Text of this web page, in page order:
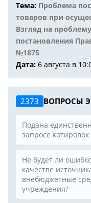
Тема: Проблема
товаров при
Взгляд на
постановления
№1875
Дата: 6 августа в
2373 ВОПРОСЫ
Подана
запросе котировок
Не будет ли
качестве
внебюджетные
учреждения?